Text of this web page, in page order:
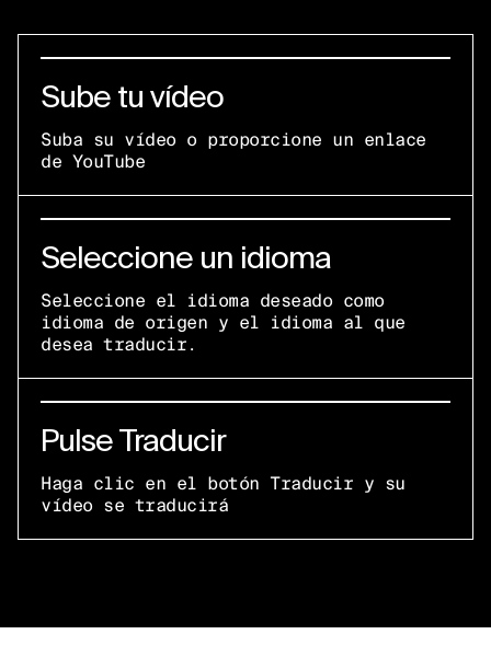
Sube tu vídeo
Suba su vídeo o proporcione un enlace
de YouTube
Seleccione un idioma
Seleccione el idioma deseado como
idioma de origen y el idioma al que
desea traducir.
Pulse Traducir
Haga clic en el botón Traducir y su
vídeo se traducirá